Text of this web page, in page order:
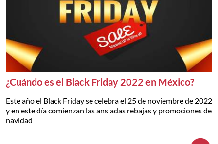
¿Cuándo es el Black Friday 2022 en México?
Este año el Black Friday se celebra el 25 de noviembre de 2022
y en este día comienzan las ansiadas rebajas y promociones de
navidad